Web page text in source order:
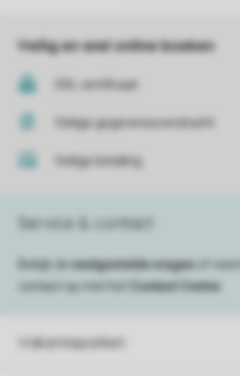
Veilig en snel online boeken
SSL certificaat
Veilige gegevensoverdracht
Veilige betaling
Vakantieparken
Service & contact
Bekijk de veelgestelde vragen
of neem
contact op met het
Contact Center